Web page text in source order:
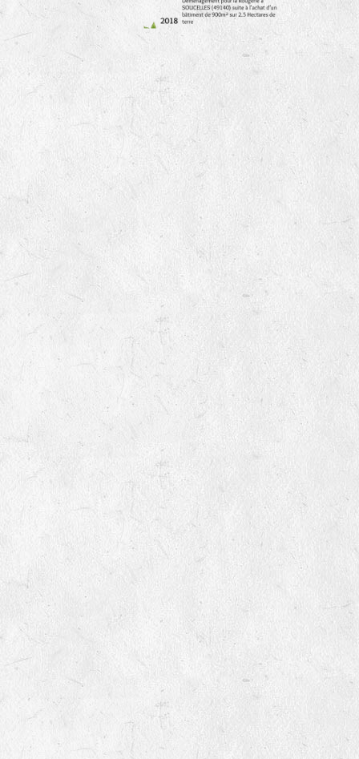
Catalogue
de semences
"pdf"
Télécharger
Bon de
commande "pdf"
Télécharger
Des produits certifiés
GERMINANCE est certifilée AB par Bureau Veritas et Demeter
par Demeter France. La totalité de ses productions sont certifiées
AB. Elle est agréée par le SEMAE (interprofession des semences
et des plants) pour produire et diffuser des semences potagères
(Carte n° C3 - 035502).